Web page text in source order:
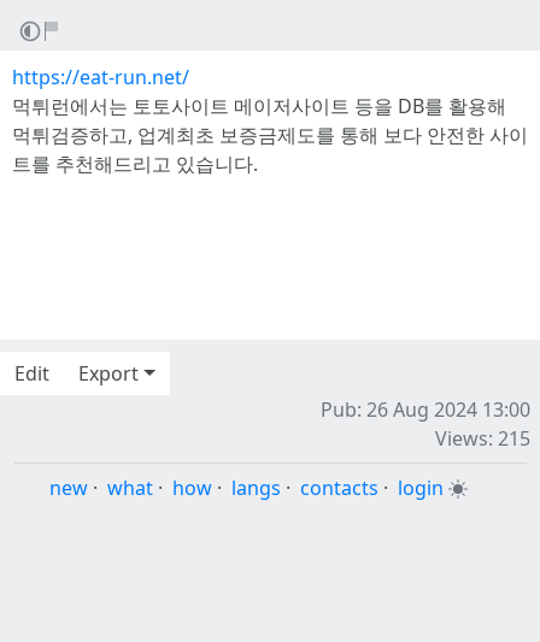
https://eat-run.net/
먹튀런에서는 토토사이트 메이저사이트 등을 DB를 활용해
먹튀검증하고, 업계최초 보증금제도를 통해 보다 안전한 사이
트를 추천해드리고 있습니다.
Edit
Export
Pub: 26 Aug 2024 13:00
Views: 215
new · what · how · langs · contacts · login